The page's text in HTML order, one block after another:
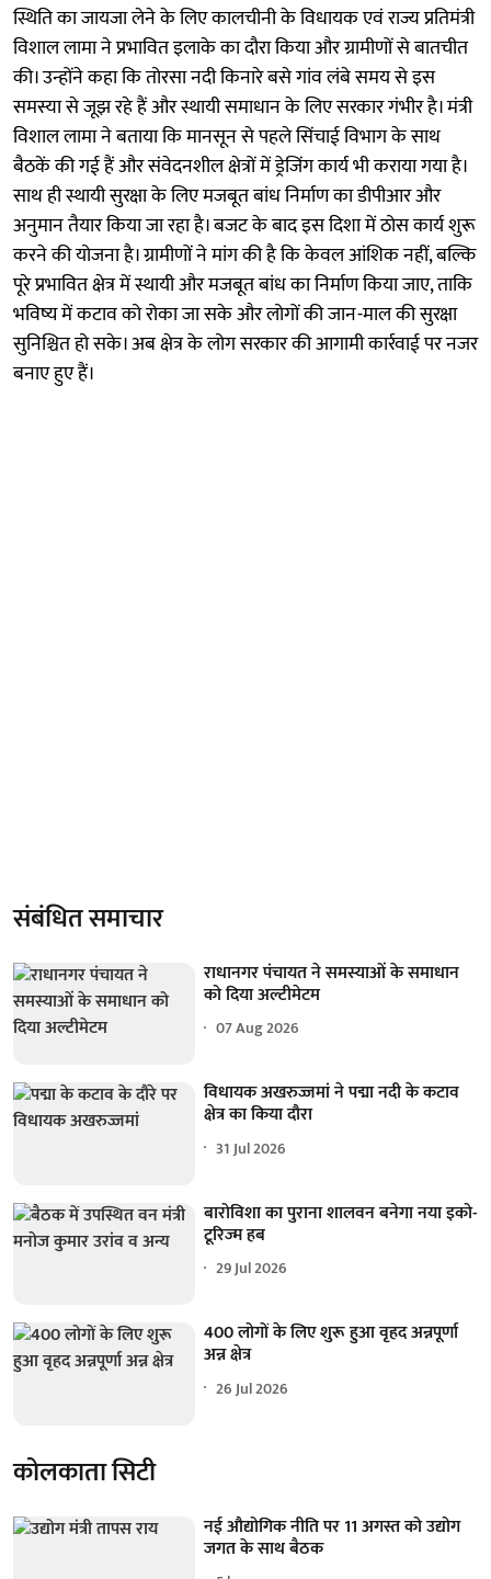
स्थिति का जायजा लेने के लिए कालचीनी के विधायक एवं राज्य प्रतिमंत्री
विशाल लामा ने प्रभावित इलाके का दौरा किया और ग्रामीणों से बातचीत
की। उन्होंने कहा कि तोरसा नदी किनारे बसे गांव लंबे समय से इस
समस्या से जूझ रहे हैं और स्थायी समाधान के लिए सरकार गंभीर है। मंत्री
विशाल लामा ने बताया कि मानसून से पहले सिंचाई विभाग के साथ
बैठकें की गई हैं और संवेदनशील क्षेत्रों में ड्रेजिंग कार्य भी कराया गया है।
साथ ही स्थायी सुरक्षा के लिए मजबूत बांध निर्माण का डीपीआर और
अनुमान तैयार किया जा रहा है। बजट के बाद इस दिशा में ठोस कार्य शुरू
करने की योजना है। ग्रामीणों ने मांग की है कि केवल आंशिक नहीं, बल्कि
पूरे प्रभावित क्षेत्र में स्थायी और मजबूत बांध का निर्माण किया जाए, ताकि
भविष्य में कटाव को रोका जा सके और लोगों की जान-माल की सुरक्षा
सुनिश्चित हो सके। अब क्षेत्र के लोग सरकार की आगामी कार्रवाई पर नजर
बनाए हुए हैं।
संबंधित समाचार
राधानगर पंचायत ने समस्याओं के समाधान
को दिया अल्टीमेटम
07 Aug 2026
विधायक अखरुज्जमां ने पद्मा नदी के कटाव
क्षेत्र का किया दौरा
31 Jul 2026
बारोविशा का पुराना शालवन बनेगा नया इको-
टूरिज्म हब
29 Jul 2026
400 लोगों के लिए शुरू हुआ वृहद अन्नपूर्णा
अन्न क्षेत्र
26 Jul 2026
कोलकाता सिटी
नई औद्योगिक नीति पर 11 अगस्त को उद्योग
जगत के साथ बैठक